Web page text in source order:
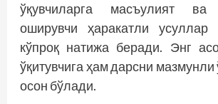
ўқувчиларга масъулият ва
оширувчи ҳаракатли усуллар
кўпроқ натижа беради. Энг
ўқитувчига ҳам дарсни
осон бўлади.